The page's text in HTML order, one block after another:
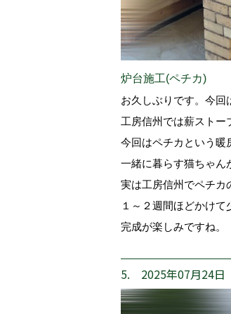
炉台施工(ペチカ)
お久しぶりです。今回
工房信州では薪ストー
今回はペチカという暖
一緒に暮らす猫ちゃん
実は工房信州でペチカ
１～２週間ほどかけて
完成が楽しみですね。
5. 2025年07月24日